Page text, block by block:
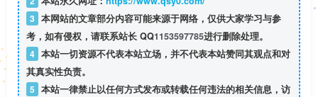
3 本网站的文章部分内容可能来源于网络，仅供大家学习与参
考，如有侵权，请联系站长 QQ1153597785进行删除处理。
4 本站一切资源不代表本站立场，并不代表本站赞同其观点和对
其真实性负责。
5 本站一律禁止以任何方式发布或转载任何违法的相关信息，访